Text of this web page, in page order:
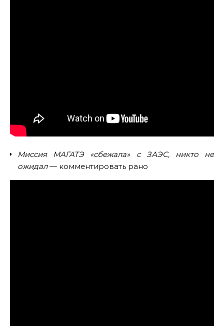
Миссия МАГАТЭ «сбежала» с ЗАЭС, никто не
ожидал— комментировать рано